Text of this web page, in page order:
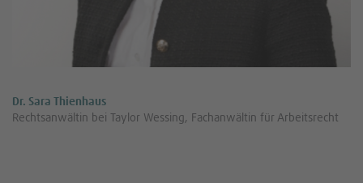
Dr. Sara Thienhaus
Rechtsanwältin bei Taylor Wessing, Fachanwältin für Arbeitsrecht